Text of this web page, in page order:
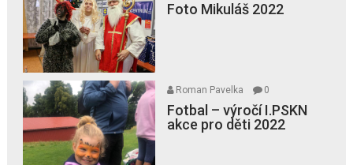
Foto Mikuláš 2022
Roman Pavelka 0
Fotbal – výročí I.PSKN
akce pro děti 2022